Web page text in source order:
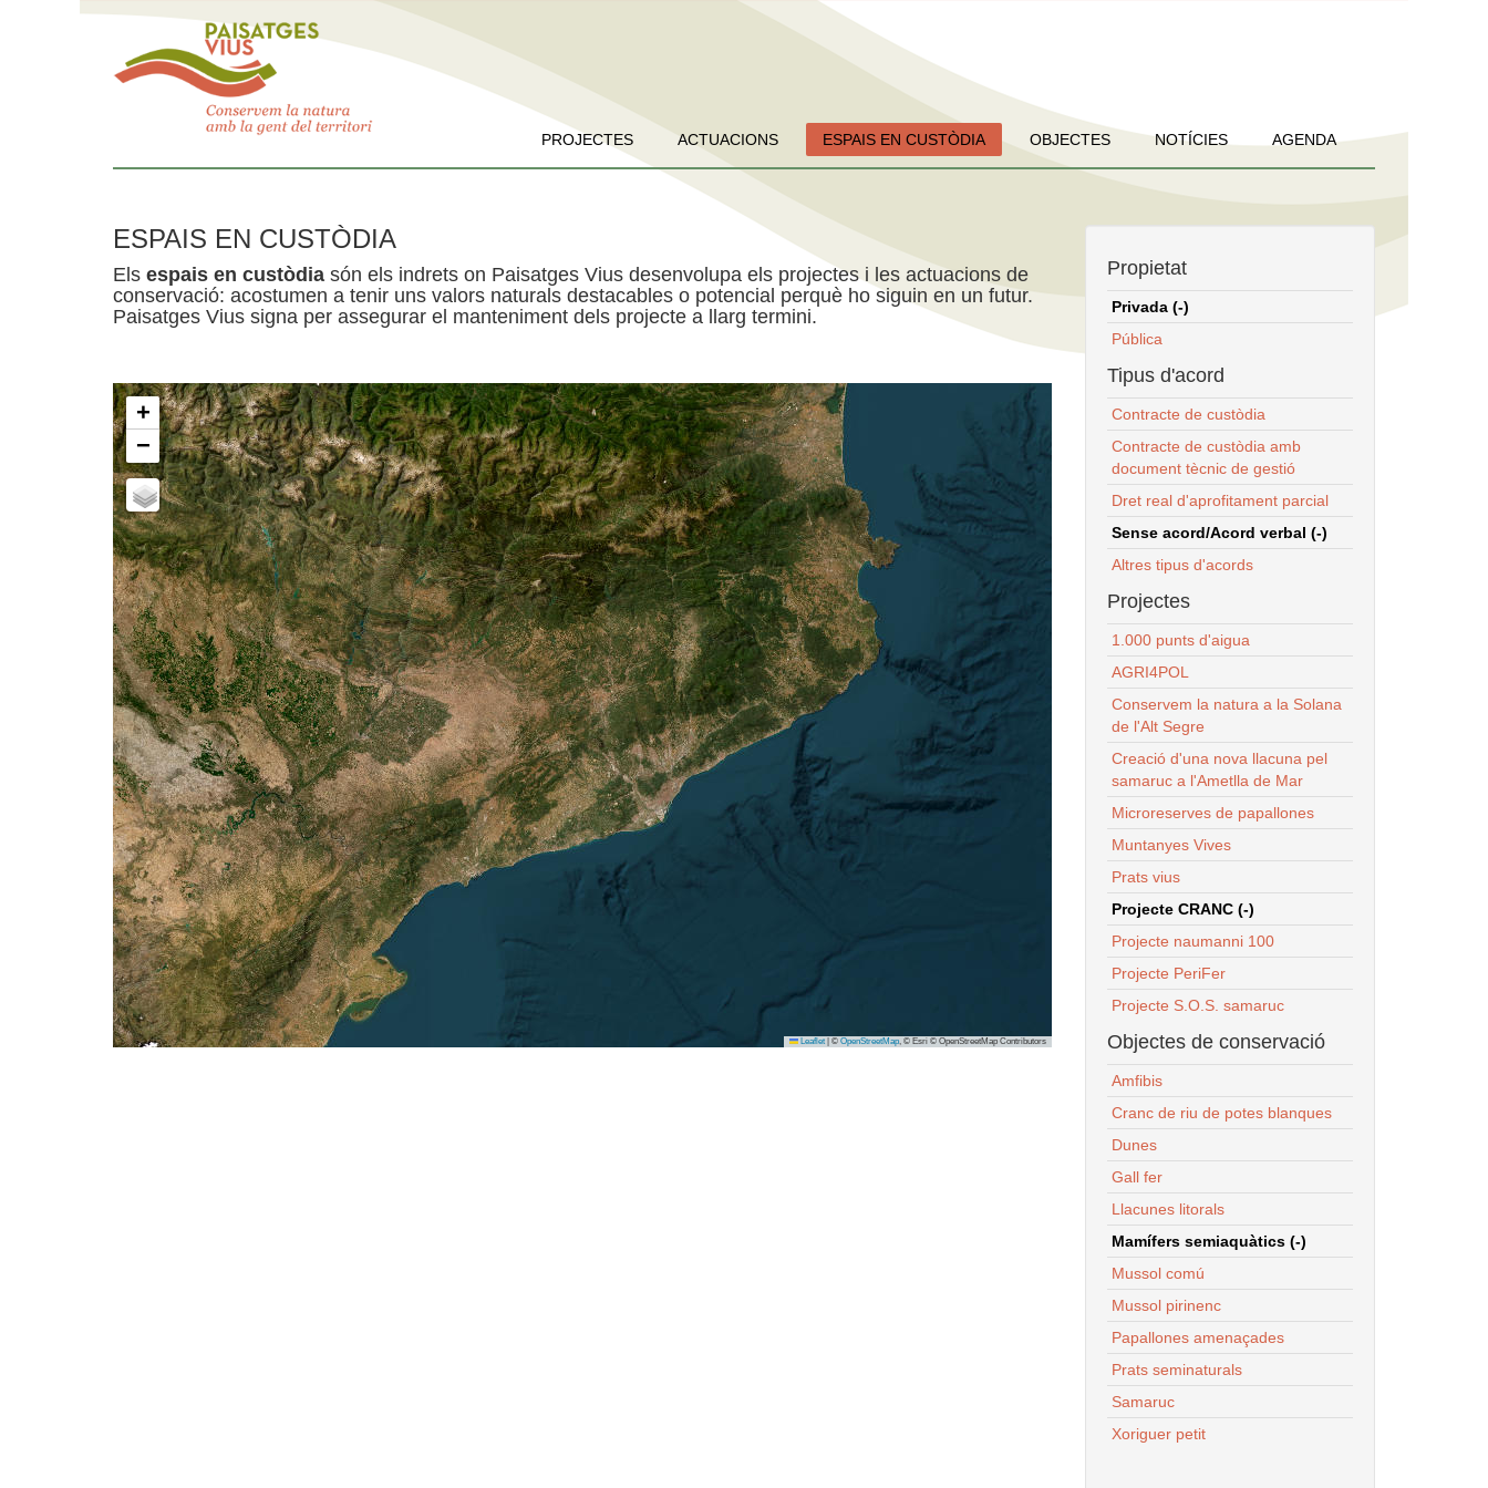
PROJECTES ACTUACIONS ESPAIS EN CUSTÒDIA OBJECTES NOTÍCIES AGENDA
ESPAIS EN CUSTÒDIA
Els espais en custòdia són els indrets on Paisatges Vius desenvolupa els projectes i les actuacions de
conservació: acostumen a tenir uns valors naturals destacables o potencial perquè ho siguin en un futur.
Paisatges Vius signa per assegurar el manteniment dels projecte a llarg termini.
+
−
Leaflet © OpenStreetMap, © Esri © OpenStreetMap Contributors
Propietat
Privada (-)
Pública
Tipus d'acord
Contracte de custòdia
Contracte de custòdia amb
document tècnic de gestió
Dret real d'aprofitament parcial
Sense acord/Acord verbal (-)
Altres tipus d'acords
Projectes
1.000 punts d'aigua
AGRI4POL
Conservem la natura a la Solana
de l'Alt Segre
Creació d'una nova llacuna pel
samaruc a l'Ametlla de Mar
Microreserves de papallones
Muntanyes Vives
Prats vius
Projecte CRANC (-)
Projecte naumanni 100
Projecte PeriFer
Projecte S.O.S. samaruc
Objectes de conservació
Amfibis
Cranc de riu de potes blanques
Dunes
Gall fer
Llacunes litorals
Mamífers semiaquàtics (-)
Mussol comú
Mussol pirinenc
Papallones amenaçades
Prats seminaturals
Samaruc
Xoriguer petit